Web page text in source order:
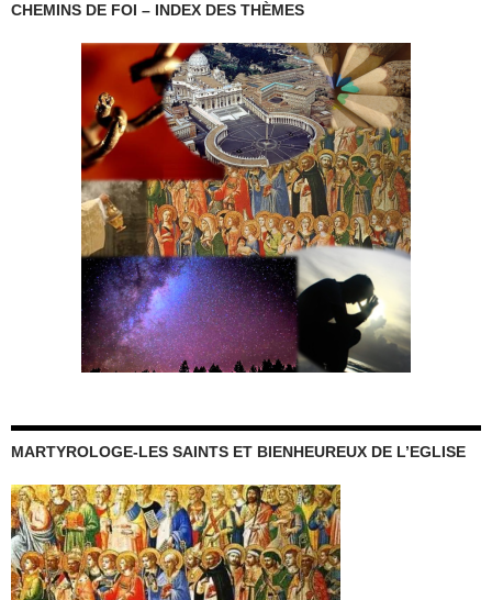
CHEMINS DE FOI – INDEX DES THÈMES
MARTYROLOGE-LES SAINTS ET BIENHEUREUX DE L’EGLISE